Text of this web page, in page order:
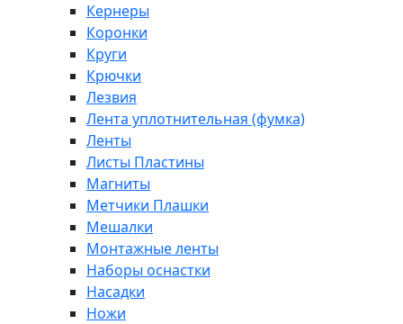
Кернеры
Коронки
Круги
Крючки
Лезвия
Лента уплотнительная (фумка)
Ленты
Листы Пластины
Магниты
Метчики Плашки
Мешалки
Монтажные ленты
Наборы оснастки
Насадки
Ножи